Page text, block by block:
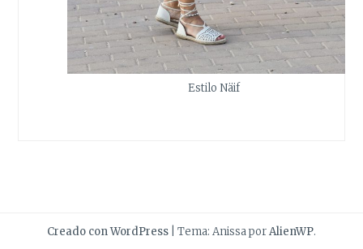
Estilo Näif
Creado con WordPress Tema: Anissa porAlienWP.